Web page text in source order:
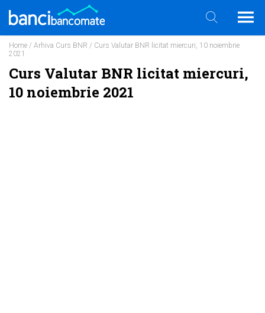
Home / Arhiva Curs BNR / Curs Valutar BNR licitat miercuri, 10 noiembrie
2021
Curs Valutar BNR licitat miercuri,
10 noiembrie 2021